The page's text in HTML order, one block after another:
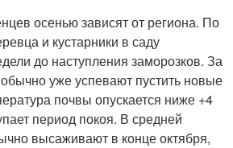
осенью зависят от региона. По
и кустарники в саду
до наступления заморозков. За
уже успевают пустить новые
почвы опускается ниже +4
период покоя. В средней
высаживают в конце октября,